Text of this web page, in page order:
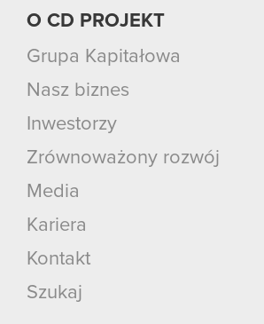
O CD PROJEKT
Grupa Kapitałowa
Nasz biznes
Inwestorzy
Zrównoważony rozwój
Media
Kariera
Kontakt
Szukaj